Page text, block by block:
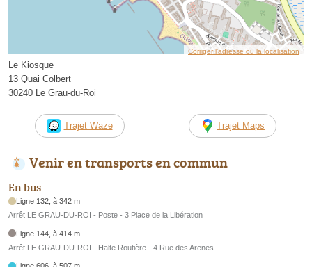
Corriger l’adresse ou la localisation
Le Kiosque
13 Quai Colbert
30240 Le Grau-du-Roi
Trajet Waze Trajet Maps
Venir en transports en commun
En bus
Ligne 132, à 342 m
Arrêt LE GRAU-DU-ROI - Poste - 3 Place de la Libération
Ligne 144, à 414 m
Arrêt LE GRAU-DU-ROI - Halte Routière - 4 Rue des Arenes